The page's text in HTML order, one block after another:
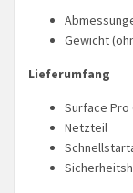
Gewicht
Lieferumfang
Surface Pro
Netzteil